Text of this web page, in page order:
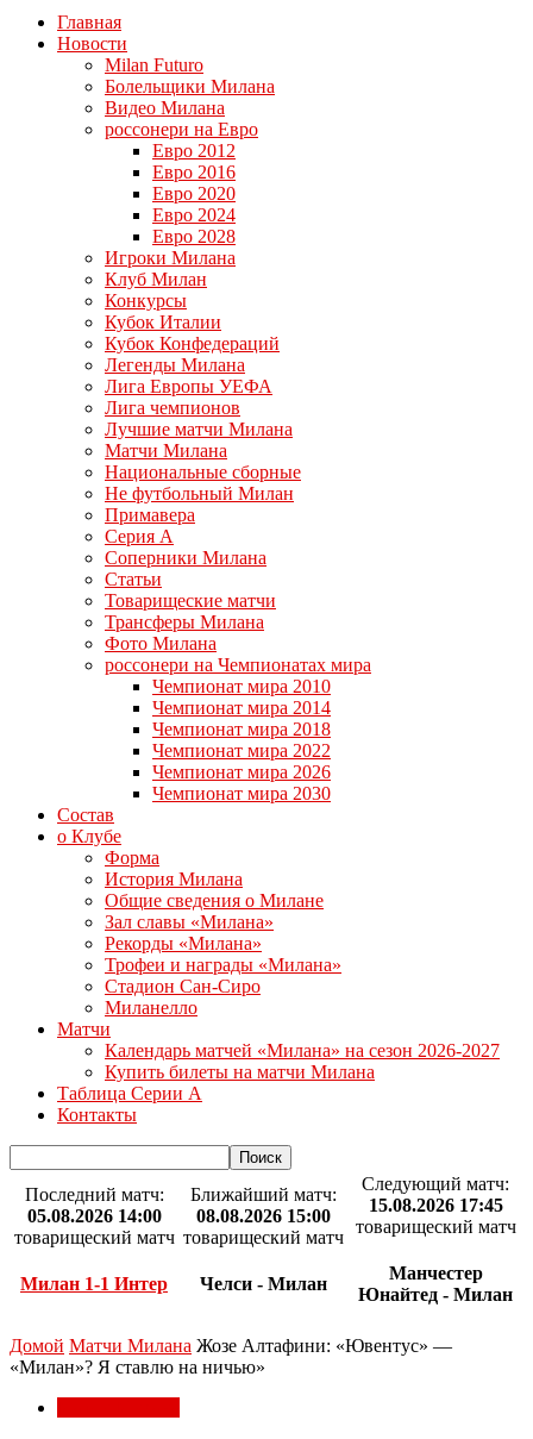
Главная
Новости
Milan Futuro
Болельщики Милана
Видео Милана
россонери на Евро
Евро 2012
Евро 2016
Евро 2020
Евро 2024
Евро 2028
Игроки Милана
Клуб Милан
Конкурсы
Кубок Италии
Кубок Конфедераций
Легенды Милана
Лига Европы УЕФА
Лига чемпионов
Лучшие матчи Милана
Матчи Милана
Национальные сборные
Не футбольный Милан
Примавера
Серия А
Соперники Милана
Статьи
Товарищеские матчи
Трансферы Милана
Фото Милана
россонери на Чемпионатах мира
Чемпионат мира 2010
Чемпионат мира 2014
Чемпионат мира 2018
Чемпионат мира 2022
Чемпионат мира 2026
Чемпионат мира 2030
Состав
о Клубе
Форма
История Милана
Общие сведения о Милане
Зал славы «Милана»
Рекорды «Милана»
Трофеи и награды «Милана»
Стадион Сан-Сиро
Миланелло
Матчи
Календарь матчей «Милана» на сезон 2026-2027
Купить билеты на матчи Милана
Таблица Серии А
Контакты
Последний матч:
05.08.2026 14:00
товарищеский матч
Милан 1-1 Интер
Ближайший матч:
08.08.2026 15:00
товарищеский матч
Челси - Милан
Следующий матч:
15.08.2026 17:45
товарищеский матч
Манчестер
Юнайтед - Милан
Домой Матчи Милана Жозе Алтафини: «Ювентус» —
«Милан»? Я ставлю на ничью»